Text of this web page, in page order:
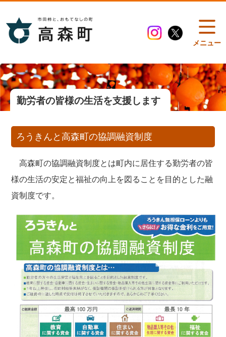
メニュー
勤労者の皆様の生活を支援します
ろうきんと高森町の協調融資制度
高森町の協調融資制度とは町内に居住する勤労者の皆
様の生活の安定と福祉の向上を図ることを目的とした融
資制度です。